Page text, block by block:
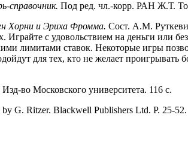
справочник. Под ред. чл.-корр. РАН Ж.Т.
Хорни и Эриха Фромма. Сост. А.М.
с удовольствием на деньги или
лимитами ставок. Некоторые игры
для тех, кто не желает
во Московского университета. 116 с.
by G. Ritzer. Blackwell Publishers Ltd. Р. 25-52.